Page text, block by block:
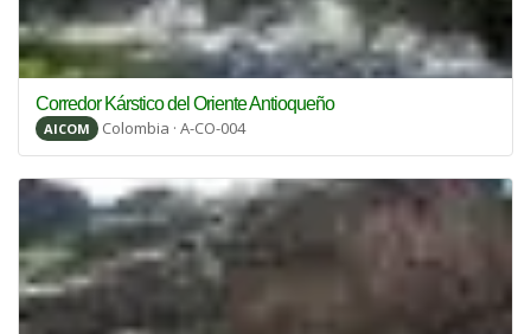
Corredor Kárstico del Oriente Antioqueño
AICOM Colombia · A-CO-004